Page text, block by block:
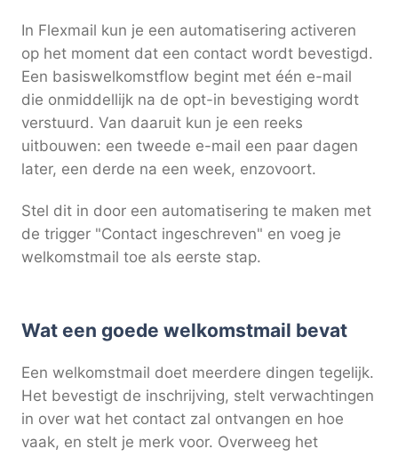
In Flexmail kun je een automatisering activeren
op het moment dat een contact wordt bevestigd.
Een basiswelkomstflow begint met één e-mail
die onmiddellijk na de opt-in bevestiging wordt
verstuurd. Van daaruit kun je een reeks
uitbouwen: een tweede e-mail een paar dagen
later, een derde na een week, enzovoort.
Stel dit in door een automatisering te maken met
de trigger "Contact ingeschreven" en voeg je
welkomstmail toe als eerste stap.
Wat een goede welkomstmail bevat
Een welkomstmail doet meerdere dingen tegelijk.
Het bevestigt de inschrijving, stelt verwachtingen
in over wat het contact zal ontvangen en hoe
vaak, en stelt je merk voor. Overweeg het